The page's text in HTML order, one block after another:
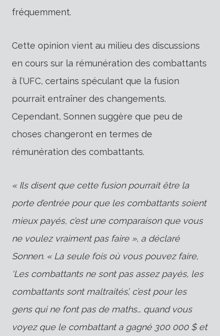
fréquemment.
Cette opinion vient au milieu des discussions
en cours sur la rémunération des combattants
à l’UFC, certains spéculant que la fusion
pourrait entraîner des changements.
Cependant, Sonnen suggère que peu de
choses changeront en termes de
rémunération des combattants.
« Ils disent que cette fusion pourrait être la
porte d’entrée pour que les combattants soient
mieux payés, c’est une comparaison que vous
ne voulez vraiment pas faire », a déclaré
Sonnen. « La seule fois où vous pouvez faire,
‘Les combattants ne sont pas assez payés, les
combattants sont maltraités’, c’est pour les
gens qui ne font pas de maths… quand vous
voyez que le combattant a gagné 300 000 $ et